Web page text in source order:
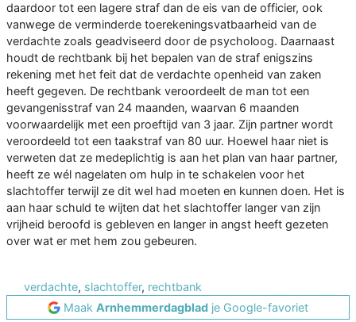
daardoor tot een lagere straf dan de eis van de officier, ook
vanwege de verminderde toerekeningsvatbaarheid van de
verdachte zoals geadviseerd door de psycholoog. Daarnaast
houdt de rechtbank bij het bepalen van de straf enigszins
rekening met het feit dat de verdachte openheid van zaken
heeft gegeven. De rechtbank veroordeelt de man tot een
gevangenisstraf van 24 maanden, waarvan 6 maanden
voorwaardelijk met een proeftijd van 3 jaar. Zijn partner wordt
veroordeeld tot een taakstraf van 80 uur. Hoewel haar niet is
verweten dat ze medeplichtig is aan het plan van haar partner,
heeft ze wél nagelaten om hulp in te schakelen voor het
slachtoffer terwijl ze dit wel had moeten en kunnen doen. Het is
aan haar schuld te wijten dat het slachtoffer langer van zijn
vrijheid beroofd is gebleven en langer in angst heeft gezeten
over wat er met hem zou gebeuren.
verdachte, slachtoffer, rechtbank
Maak Arnhemmerdagblad je Google-favoriet